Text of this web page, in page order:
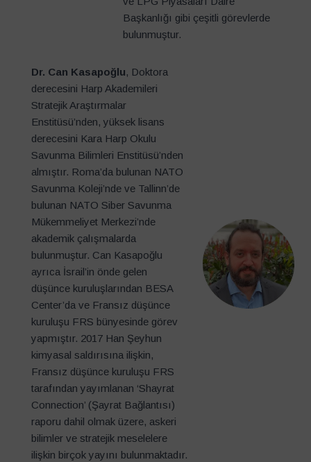
Başkanlığı gibi çeşitli görevlerde
bulunmuştur.
Dr. Can Kasapoğlu, Doktora
derecesini Harp Akademileri
Stratejik Araştırmalar
Enstitüsü’nden, yüksek lisans
derecesini Kara Harp Okulu
Savunma Bilimleri Enstitüsü’nden
almıştır. Roma’da bulunan NATO
Savunma Koleji’nde ve Tallinn’de
bulunan NATO Siber Savunma
Mükemmeliyet Merkezi’nde
akademik çalışmalarda
bulunmuştur. Can Kasapoğlu
ayrıca İsrail’in önde gelen
düşünce kuruluşlarından BESA
Center’da ve Fransız düşünce
kuruluşu FRS bünyesinde görev
yapmıştır. 2017 Han Şeyhun
kimyasal saldırısına ilişkin,
Fransız düşünce kuruluşu FRS
tarafından yayımlanan ‘Shayrat
Connection’ (Şayrat Bağlantısı)
raporu dahil olmak üzere, askeri
bilimler ve stratejik meselelere
ilişkin birçok yayını bulunmaktadır.